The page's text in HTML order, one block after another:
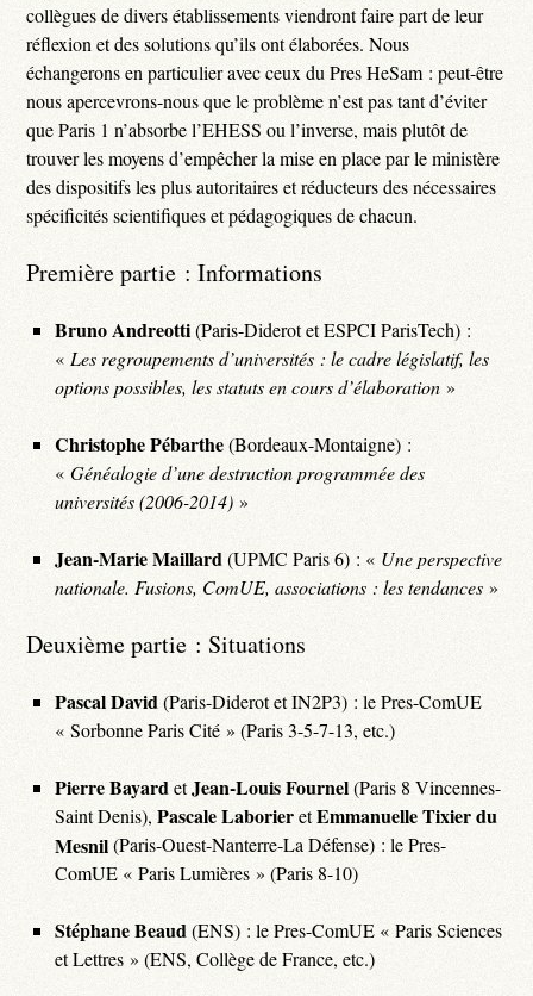
collègues de divers établissements viendront faire part de leur
réflexion et des solutions qu’ils ont élaborées. Nous
échangerons en particulier avec ceux du Pres HeSam : peut-être
nous apercevrons-nous que le problème n’est pas tant d’éviter
que Paris 1 n’absorbe l’EHESS ou l’inverse, mais plutôt de
trouver les moyens d’empêcher la mise en place par le ministère
des dispositifs les plus autoritaires et réducteurs des nécessaires
spécificités scientifiques et pédagogiques de chacun.
Première partie : Informations
Bruno Andreotti(Paris-Diderot et ESPCI ParisTech) :
« Les regroupements d’universités : le cadre législatif, les
options possibles, les statuts en cours d’élaboration »
Christophe Pébarthe(Bordeaux-Montaigne) :
«Généalogie d’une destruction programmée des
universités (2006-2014) »
Jean-Marie Maillard(UPMC Paris 6) : « Une perspective
nationale. Fusions, ComUE, associations : les tendances »
Deuxième partie : Situations
Pascal David(Paris-Diderot et IN2P3) : le Pres-ComUE
« Sorbonne Paris Cité » (Paris 3-5-7-13, etc.)
Pierre BayardetJean-Louis Fournel(Paris 8 Vincennes-
Saint Denis),Pascale LaborieretEmmanuelle Tixier du
Mesnil(Paris-Ouest-Nanterre-La Défense) : le Pres-
ComUE « Paris Lumières » (Paris 8-10)
Stéphane Beaud(ENS) : le Pres-ComUE « Paris Sciences
et Lettres » (ENS, Collège de France, etc.)